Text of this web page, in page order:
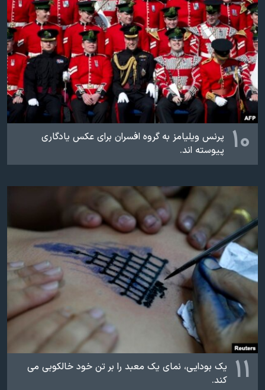
نرگس محمدی برنده جایزه نوبل صلح
همایش محافظه‌کاران آمریکا «سی‌پک»
صفحه‌های ویژه
سفر پرزیدنت ترامپ به چین
۱۰
پرنس ویلیامز به گروه افسران برای عکس یادگاری
پیوسته اند.
۱۱
یک بودایی، نمای یک معبد را بر تن خود خالکوبی می
کند.